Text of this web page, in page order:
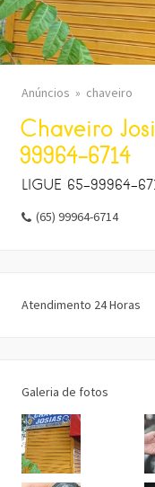
Anúncios chaveiro
Chaveiro
99964-6714
LIGUE 65-99964-
(65) 99964-6714
Atendimento 24 Horas
Galeria de fotos